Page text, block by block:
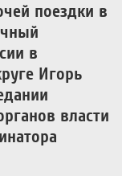
поездки в
в
Игорь
власти